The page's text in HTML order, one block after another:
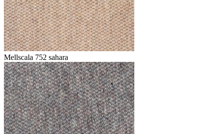
Mellscala 752 sahara